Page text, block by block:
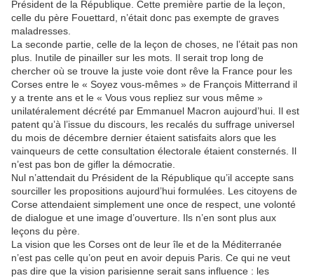
Président de la République. Cette première partie de la leçon,
celle du père Fouettard, n’était donc pas exempte de graves
maladresses.
La seconde partie, celle de la leçon de choses, ne l’était pas non
plus. Inutile de pinailler sur les mots. Il serait trop long de
chercher où se trouve la juste voie dont rêve la France pour les
Corses entre le « Soyez vous-mêmes » de François Mitterrand il
y a trente ans et le « Vous vous repliez sur vous même »
unilatéralement décrété par Emmanuel Macron aujourd’hui. Il est
patent qu’à l’issue du discours, les recalés du suffrage universel
du mois de décembre dernier étaient satisfaits alors que les
vainqueurs de cette consultation électorale étaient consternés. Il
n’est pas bon de gifler la démocratie.
Nul n’attendait du Président de la République qu’il accepte sans
sourciller les propositions aujourd’hui formulées. Les citoyens de
Corse attendaient simplement une once de respect, une volonté
de dialogue et une image d’ouverture. Ils n’en sont plus aux
leçons du père.
La vision que les Corses ont de leur île et de la Méditerranée
n’est pas celle qu’on peut en avoir depuis Paris. Ce qui ne veut
pas dire que la vision parisienne serait sans influence : les